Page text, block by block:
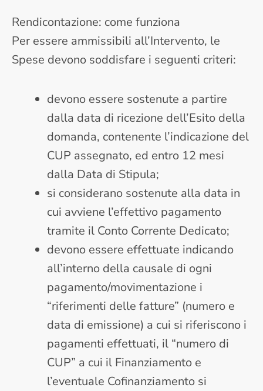
Rendicontazione: come funziona
Per essere ammissibili all’Intervento, le
Spese devono soddisfare i seguenti criteri:
devono essere sostenute a partire
dalla data di ricezione dell’Esito della
domanda, contenente l’indicazione del
CUP assegnato, ed entro 12 mesi
dalla Data di Stipula;
si considerano sostenute alla data in
cui avviene l’effettivo pagamento
tramite il Conto Corrente Dedicato;
devono essere effettuate indicando
all’interno della causale di ogni
pagamento/movimentazione i
“riferimenti delle fatture” (numero e
data di emissione) a cui si riferiscono i
pagamenti effettuati, il “numero di
CUP” a cui il Finanziamento e
l’eventuale Cofinanziamento si